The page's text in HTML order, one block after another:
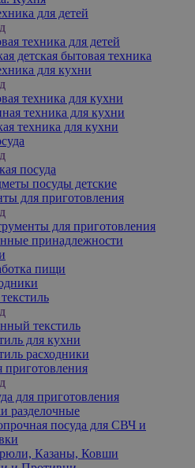
для детей
техника для детей
детская бытовая техника
для кухни
техника для кухни
техника для кухни
техника для кухни
посуда
посуды детские
для приготовления
для приготовления
принадлежности
пищи
текстиль
для кухни
расходники
приготовления
для приготовления
разделочные
посуда для СВЧ и
Казаны, Ковши